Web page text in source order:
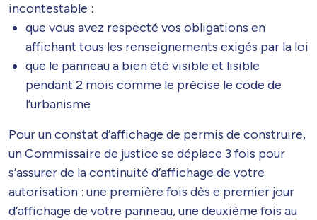
incontestable :
que vous avez respecté vos obligations en
affichant tous les renseignements exigés par la loi
que le panneau a bien été visible et lisible
pendant 2 mois comme le précise le code de
l’urbanisme
Pour un constat d’affichage de permis de construire,
un Commissaire de justice se déplace 3 fois pour
s’assurer de la continuité d’affichage de votre
autorisation : une première fois dès e premier jour
d’affichage de votre panneau, une deuxième fois au